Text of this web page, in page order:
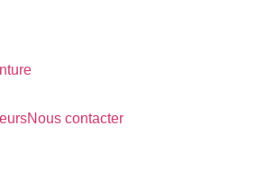
Nous contacter